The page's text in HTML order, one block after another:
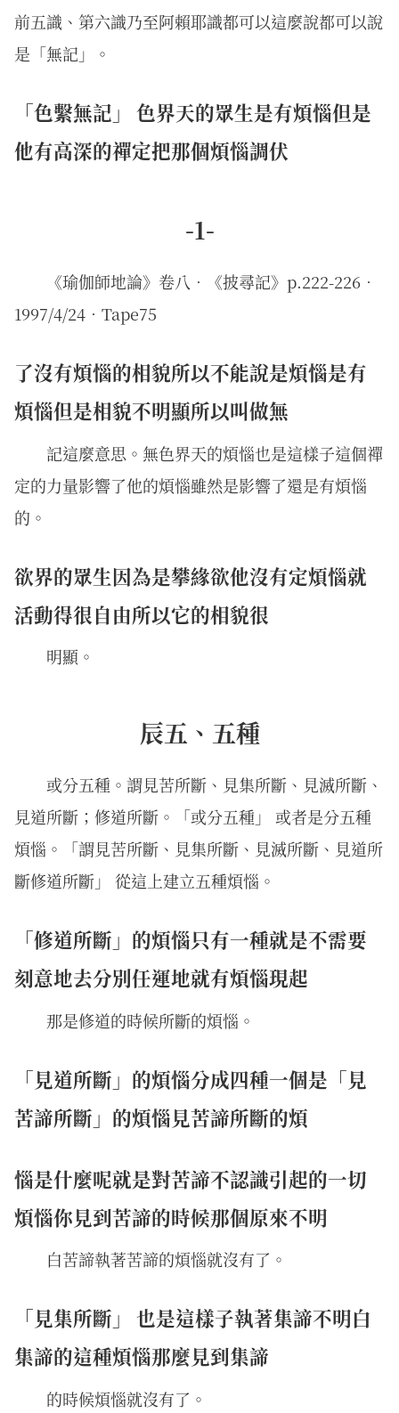
前五識、第六識乃至阿賴耶識都可以這麼說都可以說
是「無記」。
「色繫無記」 色界天的眾生是有煩惱但是
他有高深的禪定把那個煩惱調伏
-1-
《瑜伽師地論》卷八．《披尋記》p.222-226．
1997/4/24‧Tape75
了沒有煩惱的相貌所以不能說是煩惱是有
煩惱但是相貌不明顯所以叫做無
記這麼意思。無色界天的煩惱也是這樣子這個禪
定的力量影響了他的煩惱雖然是影響了還是有煩惱
的。
欲界的眾生因為是攀緣欲他沒有定煩惱就
活動得很自由所以它的相貌很
明顯。
辰五、五種
或分五種。謂見苦所斷、見集所斷、見滅所斷、
見道所斷；修道所斷。「或分五種」 或者是分五種
煩惱。「謂見苦所斷、見集所斷、見滅所斷、見道所
斷修道所斷」 從這上建立五種煩惱。
「修道所斷」的煩惱只有一種就是不需要
刻意地去分別任運地就有煩惱現起
那是修道的時候所斷的煩惱。
「見道所斷」的煩惱分成四種一個是「見
苦諦所斷」的煩惱見苦諦所斷的煩
惱是什麼呢就是對苦諦不認識引起的一切
煩惱你見到苦諦的時候那個原來不明
白苦諦執著苦諦的煩惱就沒有了。
「見集所斷」 也是這樣子執著集諦不明白
集諦的這種煩惱那麼見到集諦
的時候煩惱就沒有了。